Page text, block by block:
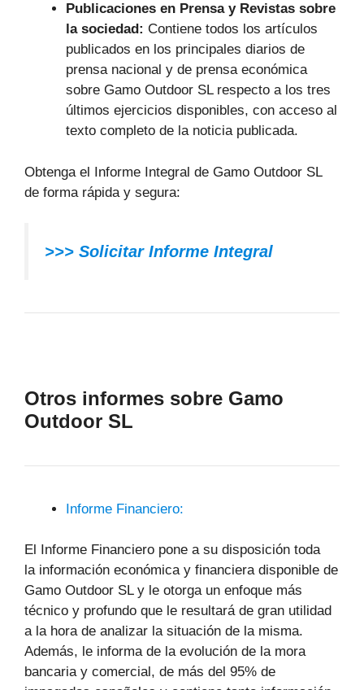
Publicaciones en Prensa y Revistas sobre
la sociedad: Contiene todos los artículos
publicados en los principales diarios de
prensa nacional y de prensa económica
sobre Gamo Outdoor SL respecto a los tres
últimos ejercicios disponibles, con acceso al
texto completo de la noticia publicada.
Obtenga el Informe Integral de Gamo Outdoor SL
de forma rápida y segura:
>>> Solicitar Informe Integral
Otros informes sobre Gamo
Outdoor SL
Informe Financiero:
El Informe Financiero pone a su disposición toda
la información económica y financiera disponible de
Gamo Outdoor SL y le otorga un enfoque más
técnico y profundo que le resultará de gran utilidad
a la hora de analizar la situación de la misma.
Además, le informa de la evolución de la mora
bancaria y comercial, de más del 95% de